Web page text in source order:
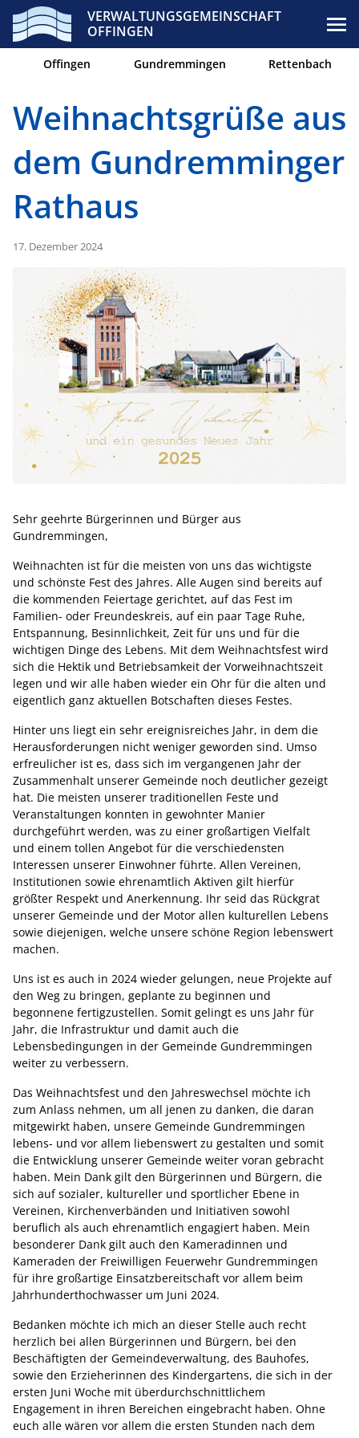
VERWALTUNGSGEMEINSCHAFT
OFFINGEN
Offingen Gundremmingen Rettenbach
Weihnachtsgrüße aus
dem Gundremminger
Rathaus
17. Dezember 2024
Sehr geehrte Bürgerinnen und Bürger aus
Gundremmingen,
Weihnachten ist für die meisten von uns das wichtigste
und schönste Fest des Jahres. Alle Augen sind bereits auf
die kommenden Feiertage gerichtet, auf das Fest im
Familien- oder Freundeskreis, auf ein paar Tage Ruhe,
Entspannung, Besinnlichkeit, Zeit für uns und für die
wichtigen Dinge des Lebens. Mit dem Weihnachtsfest wird
sich die Hektik und Betriebsamkeit der Vorweihnachtszeit
legen und wir alle haben wieder ein Ohr für die alten und
eigentlich ganz aktuellen Botschaften dieses Festes.
Hinter uns liegt ein sehr ereignisreiches Jahr, in dem die
Herausforderungen nicht weniger geworden sind. Umso
erfreulicher ist es, dass sich im vergangenen Jahr der
Zusammenhalt unserer Gemeinde noch deutlicher gezeigt
hat. Die meisten unserer traditionellen Feste und
Veranstaltungen konnten in gewohnter Manier
durchgeführt werden, was zu einer großartigen Vielfalt
und einem tollen Angebot für die verschiedensten
Interessen unserer Einwohner führte. Allen Vereinen,
Institutionen sowie ehrenamtlich Aktiven gilt hierfür
größter Respekt und Anerkennung. Ihr seid das Rückgrat
unserer Gemeinde und der Motor allen kulturellen Lebens
sowie diejenigen, welche unsere schöne Region lebenswert
machen.
Uns ist es auch in 2024 wieder gelungen, neue Projekte auf
den Weg zu bringen, geplante zu beginnen und
begonnene fertigzustellen. Somit gelingt es uns Jahr für
Jahr, die Infrastruktur und damit auch die
Lebensbedingungen in der Gemeinde Gundremmingen
weiter zu verbessern.
Das Weihnachtsfest und den Jahreswechsel möchte ich
zum Anlass nehmen, um all jenen zu danken, die daran
mitgewirkt haben, unsere Gemeinde Gundremmingen
lebens- und vor allem liebenswert zu gestalten und somit
die Entwicklung unserer Gemeinde weiter voran gebracht
haben. Mein Dank gilt den Bürgerinnen und Bürgern, die
sich auf sozialer, kultureller und sportlicher Ebene in
Vereinen, Kirchenverbänden und Initiativen sowohl
beruflich als auch ehrenamtlich engagiert haben. Mein
besonderer Dank gilt auch den Kameradinnen und
Kameraden der Freiwilligen Feuerwehr Gundremmingen
für ihre großartige Einsatzbereitschaft vor allem beim
Jahrhunderthochwasser um Juni 2024.
Bedanken möchte ich mich an dieser Stelle auch recht
herzlich bei allen Bürgerinnen und Bürgern, bei den
Beschäftigten der Gemeindeverwaltung, des Bauhofes,
sowie den Erzieherinnen des Kindergartens, die sich in der
ersten Juni Woche mit überdurchschnittlichem
Engagement in ihren Bereichen eingebracht haben. Ohne
euch alle wären vor allem die ersten Stunden nach dem